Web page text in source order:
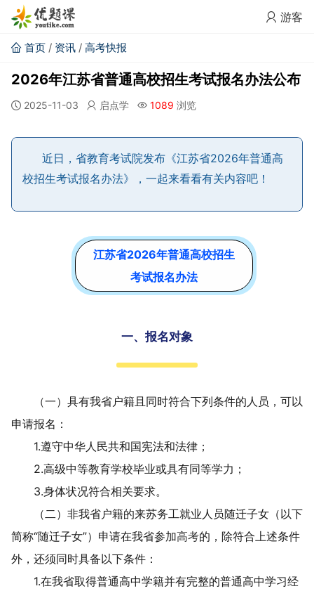
游客
首页 / 资讯 / 高考快报
2026年江苏省普通高校招生考试报名办法公布
2025-11-03 启点学 1089 浏览
近日，省教育考试院发布《江苏省2026年普通高
校招生考试报名办法》，一起来看看有关内容吧！
江苏省2026年普通高校招生
考试报名办法
一、报名对象
（一） 具有我省户籍且同时符合下列条件的人员，可以
申请报名：
1.遵守中华人民共和国宪法和法律；
2.高级中等教育学校毕业或具有同等学力；
3.身体状况符合相关要求。
（二）非我省户籍的来苏务工就业人员随迁子女（以下
简称“随迁子女”）申请在我省参加高考的，除符合上述条件
外，还须同时具备以下条件：
1.在我省取得普通高中学籍并有完整的普通高中学习经